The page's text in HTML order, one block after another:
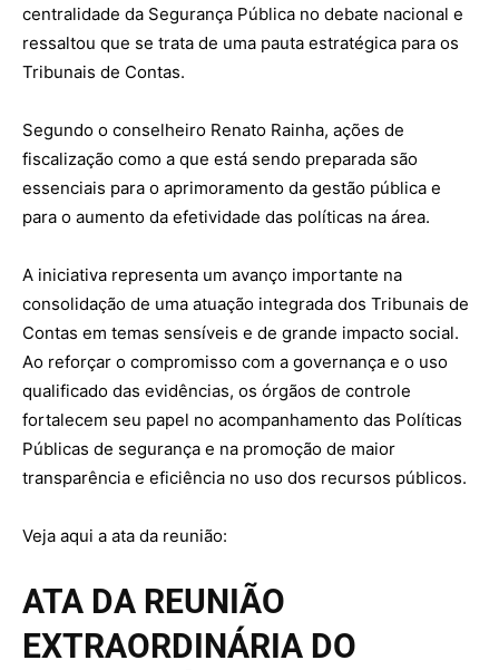
centralidade da Segurança Pública no debate nacional e
ressaltou que se trata de uma pauta estratégica para os
Tribunais de Contas.
Segundo o conselheiro Renato Rainha, ações de
fiscalização como a que está sendo preparada são
essenciais para o aprimoramento da gestão pública e
para o aumento da efetividade das políticas na área.
A iniciativa representa um avanço importante na
consolidação de uma atuação integrada dos Tribunais de
Contas em temas sensíveis e de grande impacto social.
Ao reforçar o compromisso com a governança e o uso
qualificado das evidências, os órgãos de controle
fortalecem seu papel no acompanhamento das Políticas
Públicas de segurança e na promoção de maior
transparência e eficiência no uso dos recursos públicos.
Veja aqui a ata da reunião:
ATA DA REUNIÃO
EXTRAORDINÁRIA DO